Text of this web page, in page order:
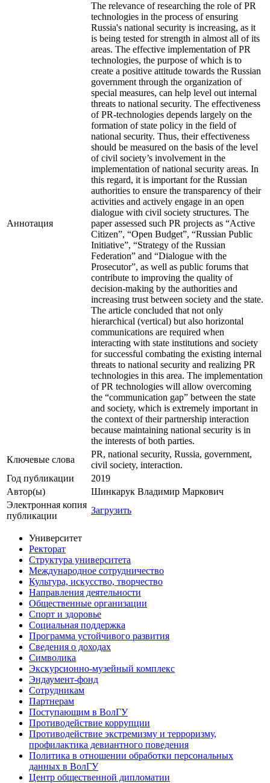
Аннотация
The relevance of researching the role of PR
technologies in the process of ensuring
Russia's national security is increasing, as it
is being tested for strength in almost all of its
areas. The effective implementation of PR
technologies, the purpose of which is to
create a positive attitude towards the Russian
government through the organization of
special measures, can help level out internal
threats to national security. The effectiveness
of PR-technologies depends largely on the
formation of state policy in the field of
national security. Thus, their effectiveness
should be measured on the basis of the level
of civil society’s involvement in the
implementation of national security areas. In
this regard, it is important for the Russian
authorities to ensure the transparency of their
activities and actively engage in an open
dialogue with civil society structures. The
paper assessed such PR projects as “Active
Citizen”, “Open Budget”, “Russian Public
Initiative”, “Strategy of the Russian
Federation” and “Dialogue with the
Prosecutor”, as well as public forums that
contribute to improving the quality of
decision-making by the authorities and
increasing trust between society and the state.
The article concluded that not only
hierarchical (vertical) but also horizontal
communications are required when
interacting with state institutions and society
for successful combating the existing internal
threats to national security and realizing PR
technologies in this area. The implementation
of PR technologies will allow overcoming
the “communication gap” between the state
and society, which is extremely important in
the context of their partnership interaction
because maintaining national security is in
the interests of both parties.
Ключевые cлова
PR, national security, Russia, government,
civil society, interaction.
Год публикации
2019
Автор(ы)
Шинкарук Владимир Маркович
Электронная копия
публикации
Загрузить
Университет
Ректорат
Структура университета
Международное сотрудничество
Культура, искусство, творчество
Направления деятельности
Общественные организации
Спорт и здоровье
Социальная поддержка
Программа устойчивого развития
Сведения о доходах
Символика
Экскурсионно-музейный комплекс
Эндаумент-фонд
Сотрудникам
Партнерам
Поступающим в ВолГУ
Противодействие коррупции
Противодействие экстремизму и терроризму,
профилактика девиантного поведения
Политика в отношении обработки персональных
данных в ВолГУ
Центр общественной дипломатии